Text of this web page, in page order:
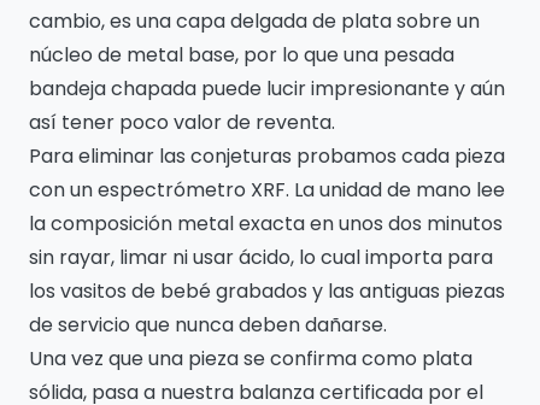
cambio, es una capa delgada de plata sobre un
núcleo de metal base, por lo que una pesada
bandeja chapada puede lucir impresionante y aún
así tener poco valor de reventa.
Para eliminar las conjeturas probamos cada pieza
con un espectrómetro XRF. La unidad de mano lee
la composición metal exacta en unos dos minutos
sin rayar, limar ni usar ácido, lo cual importa para
los vasitos de bebé grabados y las antiguas piezas
de servicio que nunca deben dañarse.
Una vez que una pieza se confirma como plata
sólida, pasa a nuestra balanza certificada por el